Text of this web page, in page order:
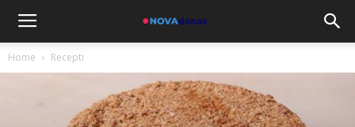
Home Recepti